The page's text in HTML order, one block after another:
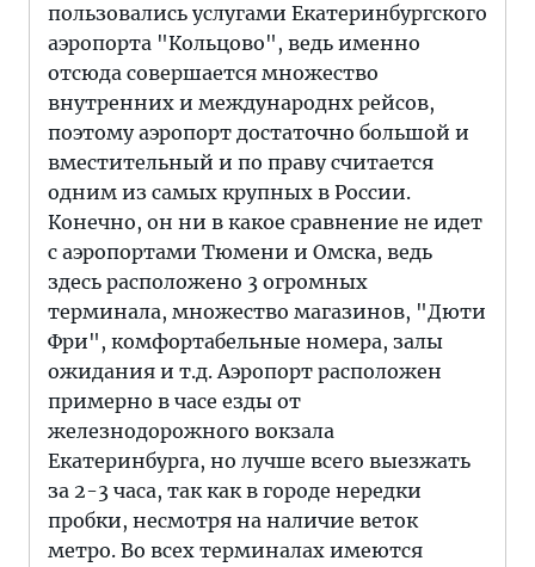
пользовались услугами Екатеринбургского
аэропорта "Кольцово", ведь именно
отсюда совершается множество
внутренних и международнх рейсов,
поэтому аэропорт достаточно большой и
вместительный и по праву считается
одним из самых крупных в России.
Конечно, он ни в какое сравнение не идет
с аэропортами Тюмени и Омска, ведь
здесь расположено 3 огромных
терминала, множество магазинов, "Дюти
Фри", комфортабельные номера, залы
ожидания и т.д. Аэропорт расположен
примерно в часе езды от
железнодорожного вокзала
Екатеринбурга, но лучше всего выезжать
за 2-3 часа, так как в городе нередки
пробки, несмотря на наличие веток
метро. Во всех терминалах имеются